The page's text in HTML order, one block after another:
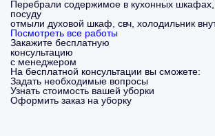
Перебрали содержимое в кухонных
посуду
отмыли духовой шкаф, свч, холодильник
Посмотреть все работы
Закажите бесплатную
консультацию
с менеджером
На бесплатной консультации вы сможете:
Задать необходимые вопросы
Узнать стоимость вашей уборки
Оформить заказ на уборку